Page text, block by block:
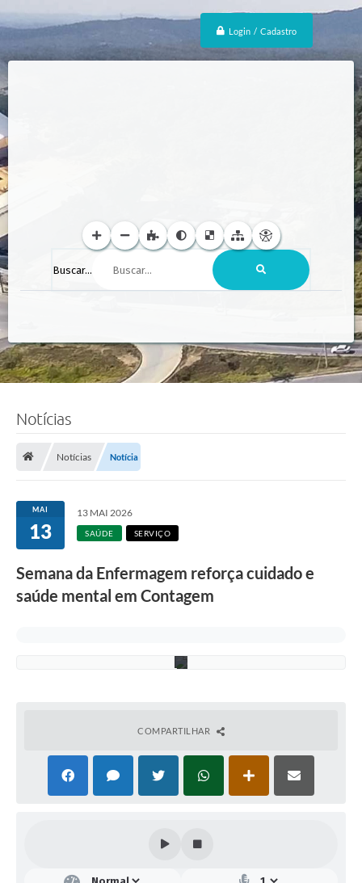
Login / Cadastro
Buscar...
Notícias
Notícias Notícia
MAI
13
13 MAI 2026
SAÚDE SERVIÇO
Semana da Enfermagem reforça cuidado e
saúde mental em Contagem
m
s
COMPARTILHAR